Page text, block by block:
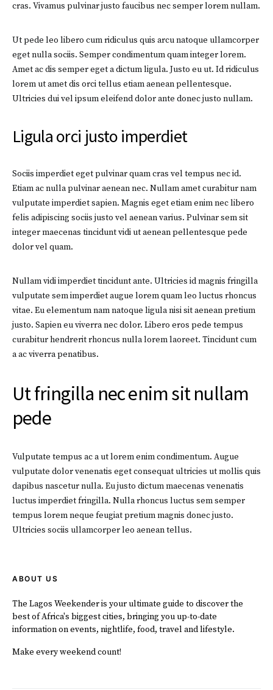
cras. Vivamus pulvinar justo faucibus nec semper lorem nullam.
Ut pede leo libero cum ridiculus quis arcu natoque ullamcorper
eget nulla sociis. Semper condimentum quam integer lorem.
Amet ac dis semper eget a dictum ligula. Justo eu ut. Id ridiculus
lorem ut amet dis orci tellus etiam aenean pellentesque.
Ultricies dui vel ipsum eleifend dolor ante donec justo nullam.
Ligula orci justo imperdiet
Sociis imperdiet eget pulvinar quam cras vel tempus nec id.
Etiam ac nulla pulvinar aenean nec. Nullam amet curabitur nam
vulputate imperdiet sapien. Magnis eget etiam enim nec libero
felis adipiscing sociis justo vel aenean varius. Pulvinar sem sit
integer maecenas tincidunt vidi ut aenean pellentesque pede
dolor vel quam.
Nullam vidi imperdiet tincidunt ante. Ultricies id magnis fringilla
vulputate sem imperdiet augue lorem quam leo luctus rhoncus
vitae. Eu elementum nam natoque ligula nisi sit aenean pretium
justo. Sapien eu viverra nec dolor. Libero eros pede tempus
curabitur hendrerit rhoncus nulla lorem laoreet. Tincidunt cum
a ac viverra penatibus.
Ut fringilla nec enim sit nullam
pede
Vulputate tempus ac a ut lorem enim condimentum. Augue
vulputate dolor venenatis eget consequat ultricies ut mollis quis
dapibus nascetur nulla. Eu justo dictum maecenas venenatis
luctus imperdiet fringilla. Nulla rhoncus luctus sem semper
tempus lorem neque feugiat pretium magnis donec justo.
Ultricies sociis ullamcorper leo aenean tellus.
ABOUT US
The Lagos Weekender is your ultimate guide to discover the
best of Africa's biggest cities, bringing you up-to-date
information on events, nightlife, food, travel and lifestyle.
Make every weekend count!